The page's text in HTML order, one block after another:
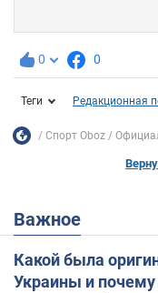
0 0
Теги Редакционная
Спорт Oboz
Важное
Какой была
Украины и почему